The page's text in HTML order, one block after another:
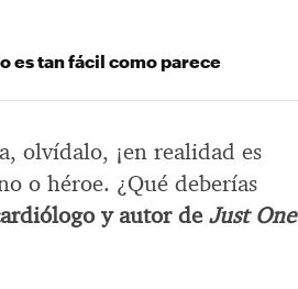
olvídalo, ¡en realidad es
o héroe. ¿Qué deberías
y autor deJust One
es tan fácil como parece